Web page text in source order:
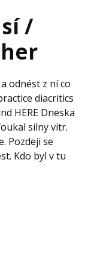
/
odnést z ní co
diacritics
HERE Dneska
silny vitr.
Pozdeji se
Kdo byl v tu